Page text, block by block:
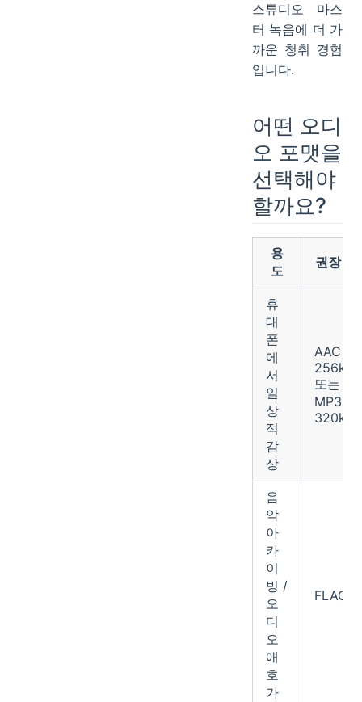
스튜디오 마스
터 녹음에 더 가
까운 청취 경험
입니다.
어떤 오디
오 포맷을
선택해야
할까요?
용
도
권장 포
휴
대
폰
에
서
일
상
적
감
상
AAC
또는
MP3
음
악
아
카
이
빙 /
오
디
오
애
호
가
FLAC